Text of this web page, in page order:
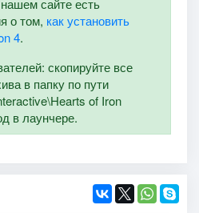
сайте есть
о том, как установить
4.
скопируйте все
в папку по пути
of Iron
в лаунчере.